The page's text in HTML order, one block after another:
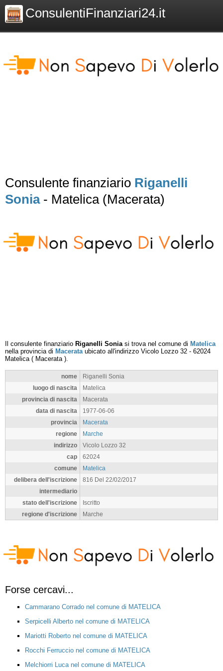
ConsulentiFinanziari24.it
Consulente finanziario Riganelli
Sonia- Matelica (Macerata)
Il consulente finanziario Riganelli Soniasi trova nel comune di Matelica
nella provincia di Macerataubicato all'indirizzo Vicolo Lozzo 32 - 62024
Matelica( Macerata).
nome
Riganelli Sonia
luogo di nascita
Matelica
provincia di nascita
Macerata
data di nascita
1977-06-06
provincia
Macerata
regione
Marche
indirizzo
Vicolo Lozzo 32
cap
62024
comune
Matelica
delibera dell'iscrizione
816 Del 22/02/2017
intermediario
stato dell'iscrizione
Iscritto
regione d'iscrizione
Marche
Forse cercavi...
Cammarano Corrado nel comune di MATELICA
Serpicelli Alberto nel comune di MATELICA
Mariotti Roberto nel comune di MATELICA
Rocchi Ferruccio nel comune di MATELICA
Melchiorri Luca nel comune di MATELICA